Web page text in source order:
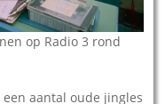
op Radio 3 rond
aantal oude jingles